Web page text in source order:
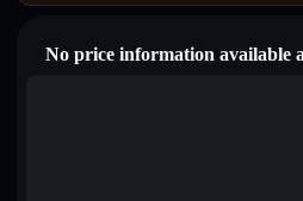
No price information available